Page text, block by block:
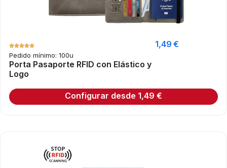
Pedido mínimo: 100u
Porta Pasaporte RFID con Elástico y
Logo
1,49€
Configurar desde 1,49 €